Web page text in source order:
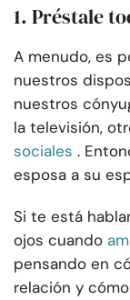
1. Préstale
A menudo, es
nuestros
nuestros
la televisión,
sociales .
esposa a su
Si te está
ojos cuando
pensando en
relación y